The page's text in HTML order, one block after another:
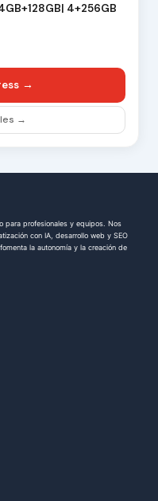
4+256GB
→
→
para profesionales y equipos. Nos
con IA, desarrollo web y SEO
la autonomía y la creación de